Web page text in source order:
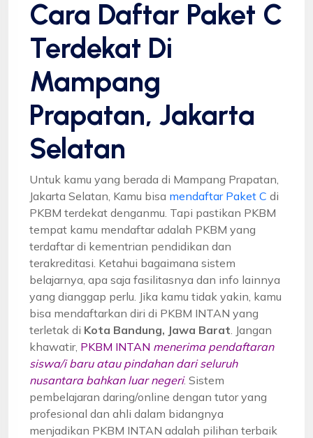
Cara Daftar Paket C
Terdekat Di
Mampang
Prapatan, Jakarta
Selatan
Untuk kamu yang berada di Mampang Prapatan,
Jakarta Selatan, Kamu bisa mendaftar Paket C di
PKBM terdekat denganmu. Tapi pastikan PKBM
tempat kamu mendaftar adalah PKBM yang
terdaftar di kementrian pendidikan dan
terakreditasi. Ketahui bagaimana sistem
belajarnya, apa saja fasilitasnya dan info lainnya
yang dianggap perlu. Jika kamu tidak yakin, kamu
bisa mendaftarkan diri di PKBM INTAN yang
terletak di Kota Bandung, Jawa Barat . Jangan
khawatir, PKBM INTAN menerima pendaftaran
siswa/i baru atau pindahan dari seluruh
nusantara bahkan luar negeri. Sistem
pembelajaran daring/online dengan tutor yang
profesional dan ahli dalam bidangnya
menjadikan PKBM INTAN adalah pilihan terbaik